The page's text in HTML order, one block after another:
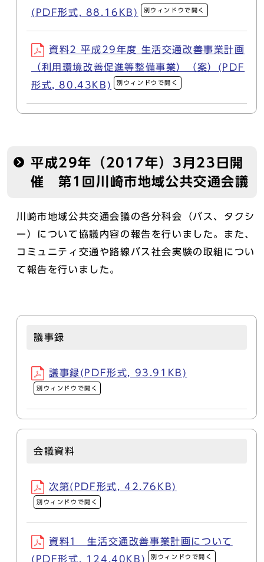
(PDF形式, 88.16KB)
別ウィンドウで開く
資料2 平成29年度 生活交通改善事業計画
（利用環境改善促進等整備事業）（案）(PDF
形式, 80.43KB)
別ウィンドウで開く
平成29年（2017年）3月23日開
催 第1回川崎市地域公共交通会議
川崎市地域公共交通会議の各分科会（バス、タクシ
ー）について協議内容の報告を行いました。また、
コミュニティ交通や路線バス社会実験の取組につい
て報告を行いました。
議事録
議事録(PDF形式, 93.91KB)
別ウィンドウで開く
会議資料
次第(PDF形式, 42.76KB)
別ウィンドウで開く
資料1 生活交通改善事業計画について
(PDF形式, 124.40KB)
別ウィンドウで開く